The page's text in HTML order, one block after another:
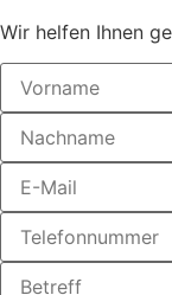
Wir helfen Ihnen